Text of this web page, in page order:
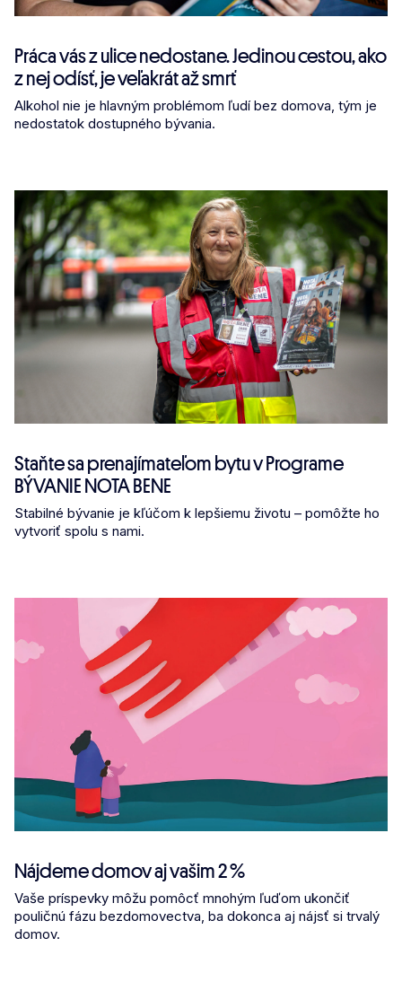
Práca vás z ulice nedostane. Jedinou cestou, ako
z nej odísť, je veľakrát až smrť​
Alkohol nie je hlavným problémom ľudí bez domova, tým je
nedostatok dostupného bývania.
Staňte sa prenajímateľom bytu v Programe
BÝVANIE NOTA BENE
Stabilné bývanie je kľúčom k lepšiemu životu – pomôžte ho
vytvoriť spolu s nami.
Nájdeme domov aj vašim 2 %
Vaše príspevky môžu pomôcť mnohým ľuďom ukončiť
pouličnú fázu bezdomovectva, ba dokonca aj nájsť si trvalý
domov.